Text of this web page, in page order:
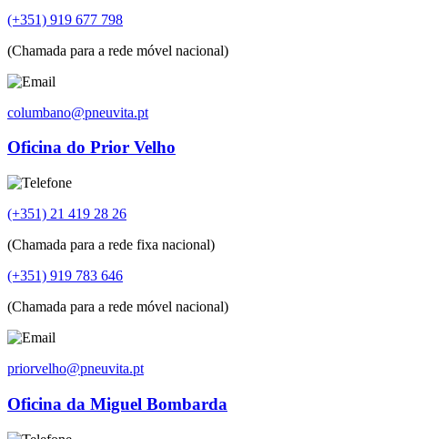
(+351) 919 677 798
(Chamada para a rede móvel nacional)
columbano@pneuvita.pt
Oficina do Prior Velho
(+351) 21 419 28 26
(Chamada para a rede fixa nacional)
(+351) 919 783 646
(Chamada para a rede móvel nacional)
priorvelho@pneuvita.pt
Oficina da Miguel Bombarda